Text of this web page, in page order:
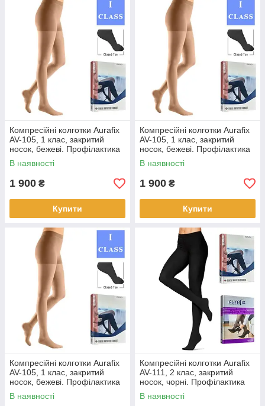
Компресійні колготки Aurafix
AV-105, 1 клас, закритий
носок, бежеві. Профілактика
варикозу. 4
В наявності
1 900 ₴
Купити
Компресійні колготки Aurafix
AV-105, 1 клас, закритий
носок, бежеві. Профілактика
варикозу. 5
В наявності
1 900 ₴
Купити
Компресійні колготки Aurafix
AV-105, 1 клас, закритий
носок, бежеві. Профілактика
варикозу. 6
В наявності
Компресійні колготки Aurafix
AV-111, 2 клас, закритий
носок, чорні. Профілактика
венозних розладів. 2
В наявності